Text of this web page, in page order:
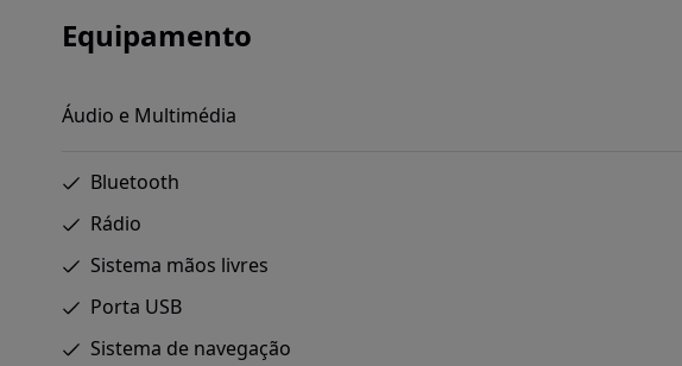
Equipamento
Áudio e Multimédia
Bluetooth
Rádio
Sistema mãos livres
Porta USB
Sistema de navegação